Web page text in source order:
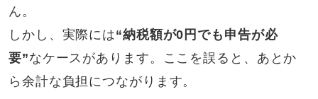
ん。
しかし、実際には“納税額が0円でも申告が必
要”なケースがあります。ここを誤ると、あとか
ら余計な負担につながります。